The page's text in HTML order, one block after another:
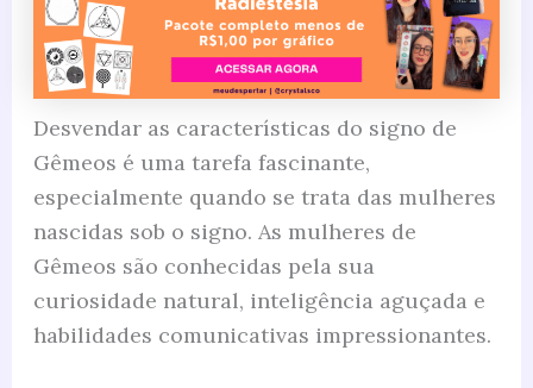
Desvendar as características do signo de
Gêmeos é uma tarefa fascinante,
especialmente quando se trata das mulheres
nascidas sob o signo. As mulheres de
Gêmeos são conhecidas pela sua
curiosidade natural, inteligência aguçada e
habilidades comunicativas impressionantes.